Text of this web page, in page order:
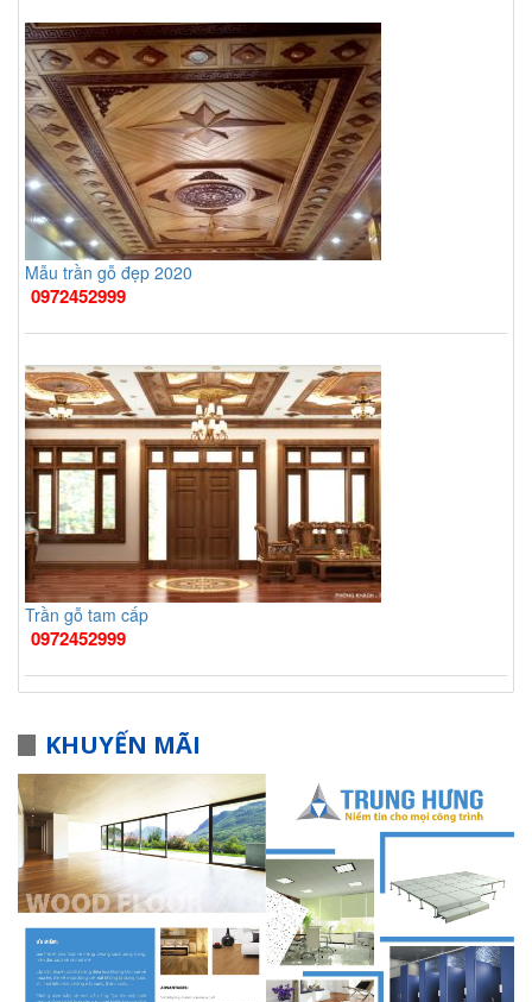
Mẫu trần gỗ đẹp 2020
0972452999
Trần gỗ tam cấp
0972452999
KHUYẾN MÃI